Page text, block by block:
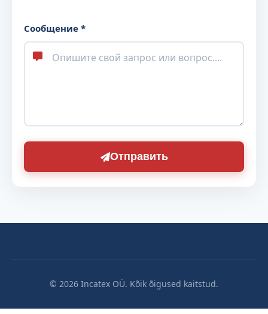
Сообщение *
Отправить
© 2026 Incatex OÜ. Kõik õigused kaitstud.